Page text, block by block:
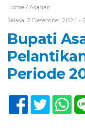
Home / Asahan
Selasa, 3 Desember 2024 -
Bupati
Periode